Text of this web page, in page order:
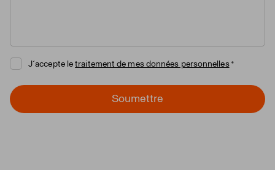
J´accepte letraitement de mes données personnelles
Soumettre